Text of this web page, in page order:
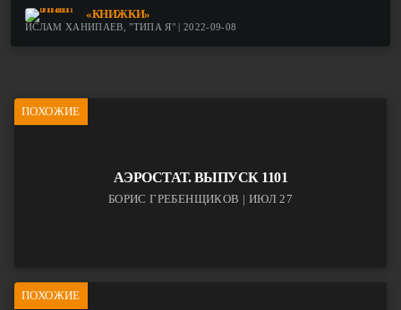
«КНИЖКИ»
ИСЛАМ ХАНИПАЕВ, "ТИПА Я" | 2022-09-08
ПОХОЖИЕ
АЭРОСТАТ. ВЫПУСК 1101
БОРИС ГРЕБЕНЩИКОВ | ИЮЛ 27
ПОХОЖИЕ